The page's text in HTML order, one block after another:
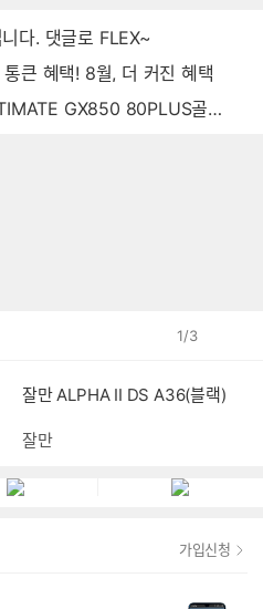
다. 댓글로 FLEX~
큰 혜택! 8월, 더 커진 혜택
80PLUS골드 풀모듈러 ATX3.0 블랙
1/3
잘만 ALPHA II DS A36(블랙)
잘만
가입신청